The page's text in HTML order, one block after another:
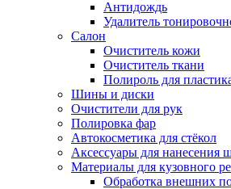
Антидождь
Удалитель
Салон
Очиститель кожи
Очиститель ткани
Полироль для
Шины и диски
Очистители для рук
Полировка фар
Автокосметика для стёкол
Аксессуары для нанесения
Материалы для кузовного
Обработка внешних